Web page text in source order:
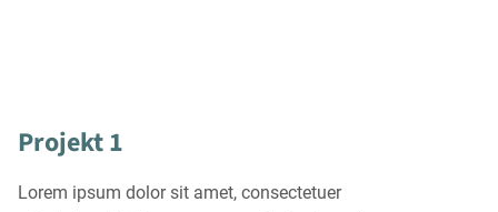
Projekt 1
Lorem ipsum dolor sit amet, consectetuer